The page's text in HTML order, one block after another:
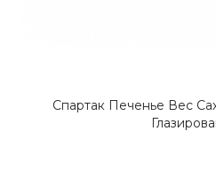
Спартак Печенье Вес